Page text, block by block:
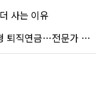
사는 이유
연금…전문가 조언은